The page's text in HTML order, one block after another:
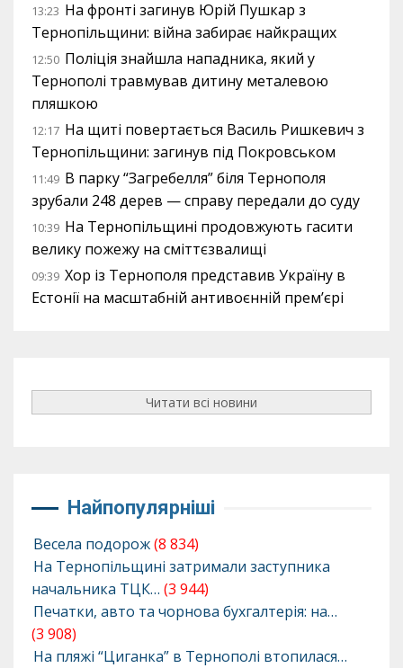
13:23 На фронті загинув Юрій Пушкар з
Тернопільщини: війна забирає найкращих
12:50 Поліція знайшла нападника, який у
Тернополі травмував дитину металевою
пляшкою
12:17 На щиті повертається Василь Ришкевич з
Тернопільщини: загинув під Покровськом
11:49 В парку “Загребелля” біля Тернополя
зрубали 248 дерев — справу передали до суду
10:39 На Тернопільщині продовжують гасити
велику пожежу на сміттєзвалищі
09:39 Хор із Тернополя представив Україну в
Естонії на масштабній антивоєнній прем’єрі
Читати всі новини
Найпопулярніші
Весела подорож(8 834)
На Тернопільщині затримали заступника
начальника ТЦК… (3 944)
Печатки, авто та чорнова бухгалтерія: на…
(3 908)
На пляжі “Циганка” в Тернополі втопилася…